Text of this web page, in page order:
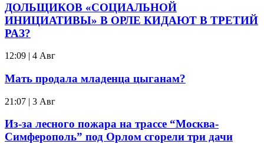
ДОЛЬЩИКОВ «СОЦИАЛЬНОЙ
ИНИЦИАТИВЫ» В ОРЛЕ КИДАЮТ В ТРЕТИЙ
РАЗ?
12:09 | 4 Авг
Мать продала младенца цыганам?
21:07 | 3 Авг
Из-за лесного пожара на трассе “Москва-
Симферополь” под Орлом сгорели три дачи